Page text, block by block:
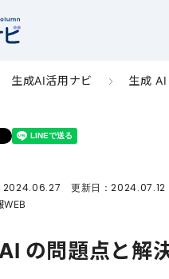
生成AI活用ナビ 生成 AI
2024.06.27 更新日：2024.07.12
WEB
の問題点と解